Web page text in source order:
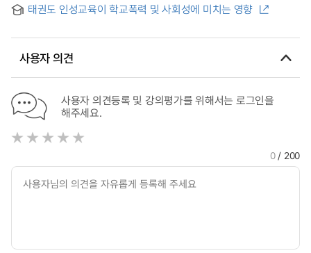
태권도 인성교육이 학교폭력 및 사회성에 미치는 영향
사용자 의견
사용자 의견등록 및 강의평가를 위해서는 로그인을
해주세요.
0/ 200